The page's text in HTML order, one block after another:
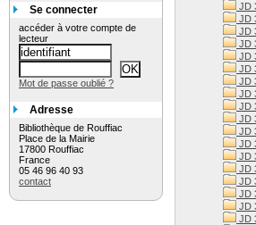
JD
JD
JD
JD
JD
JD
JD
JD
JD
JD
JD
JD
JD
JD
JD
JD
JD
JD
Se connecter
accéder à votre compte de
lecteur
Mot de passe oublié ?
Adresse
Bibliothèque de Rouffiac
Place de la Mairie
17800 Rouffiac
France
05 46 96 40 93
contact